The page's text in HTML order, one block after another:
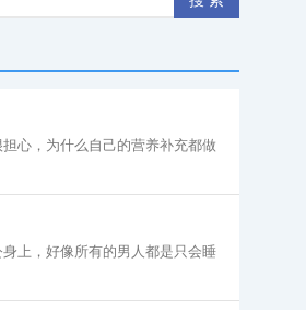
心，为什么自己的营养补充都做
上，好像所有的男人都是只会睡